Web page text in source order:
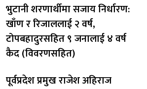
भुटानी शरणार्थीमा सजाय निर्धारण:
खाँण र रिजाललाई २ वर्ष,
टोपबहादुरसहित ९ जनालाई ४ वर्ष
कैद (विवरणसहित)
पूर्वप्रदेश प्रमुख राजेश अहिराज